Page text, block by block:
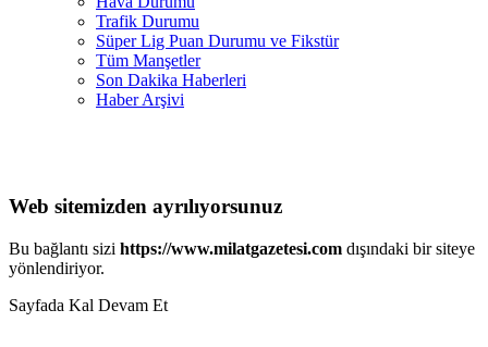
Trafik Durumu
Süper Lig Puan Durumu ve Fikstür
Tüm Manşetler
Son Dakika Haberleri
Haber Arşivi
Web sitemizden ayrılıyorsunuz
Bu bağlantı sizi https://www.milatgazetesi.com dışındaki bir siteye
yönlendiriyor.
Sayfada Kal Devam Et